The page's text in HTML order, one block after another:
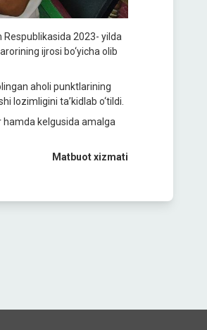
Respublikasida 2023- yilda
ijrosi bo‘yicha olib
aholi punktlarining
lozimligini ta’kidlab o‘tildi.
hamda kelgusida amalga
Matbuot xizmati